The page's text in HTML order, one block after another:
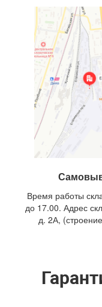
Время работы
до 17.00. Адрес
д. 2А,